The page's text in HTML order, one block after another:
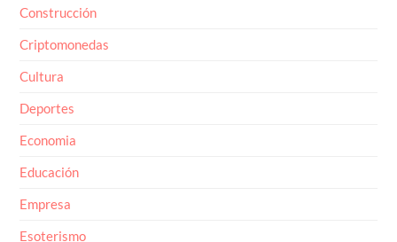
Construcción
Criptomonedas
Cultura
Deportes
Economia
Educación
Empresa
Esoterismo